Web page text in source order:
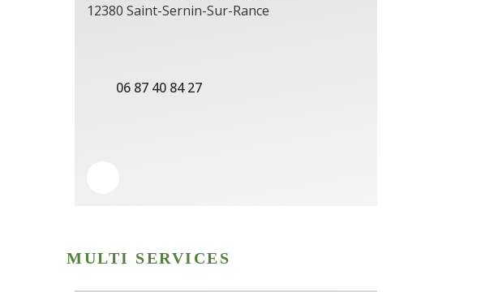
12380 Saint-Sernin-Sur-Rance
06 87 40 84 27
MULTI SERVICES